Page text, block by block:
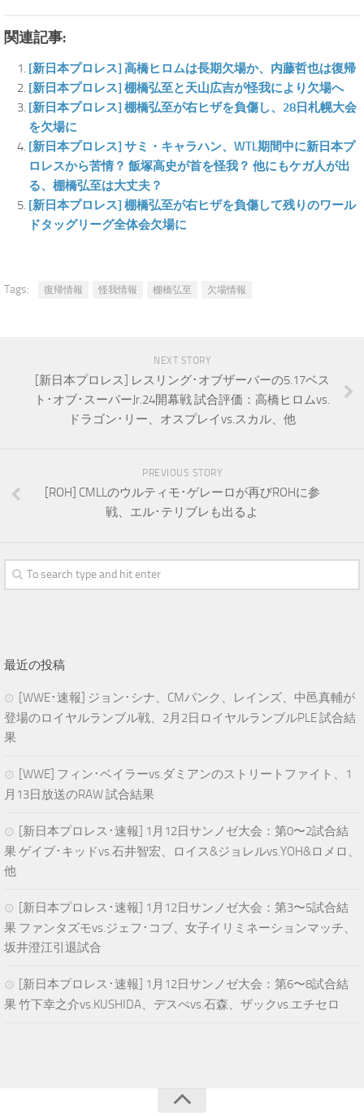
関連記事:
[新日本プロレス] 高橋ヒロムは長期欠場か、内藤哲也は復帰
[新日本プロレス] 棚橋弘至と天山広吉が怪我により欠場へ
[新日本プロレス] 棚橋弘至が右ヒザを負傷し、28日札幌大会
を欠場に
[新日本プロレス] サミ・キャラハン、WTL期間中に新日本プ
ロレスから苦情？ 飯塚高史が首を怪我？ 他にもケガ人が出
る、棚橋弘至は大丈夫？
[新日本プロレス] 棚橋弘至が右ヒザを負傷して残りのワール
ドタッグリーグ全体会欠場に
Tags: 復帰情報 怪我情報 棚橋弘至 欠場情報
NEXT STORY
[新日本プロレス] レスリング･オブザーバーの5.17ベス
ト･オブ･スーパーJr.24開幕戦 試合評価：高橋ヒロムvs.
ドラゴン･リー、オスプレイvs.スカル、他
PREVIOUS STORY
[ROH] CMLLのウルティモ･ゲレーロが再びROHに参
戦、エル･テリブレも出るよ
最近の投稿
[WWE･速報] ジョン･シナ、CMパンク、レインズ、中邑真輔が
登場のロイヤルランブル戦、2月2日ロイヤルランブルPLE 試合結
果
[WWE] フィン･ベイラーvs.ダミアンのストリートファイト、1
月13日放送のRAW 試合結果
[新日本プロレス･速報] 1月12日サンノゼ大会：第0〜2試合結
果 ゲイブ･キッドvs.石井智宏、ロイス&ジョレルvs.YOH&ロメロ、
他
[新日本プロレス･速報] 1月12日サンノゼ大会：第3〜5試合結
果 ファンタズモvs.ジェフ･コブ、女子イリミネーションマッチ、
坂井澄江引退試合
[新日本プロレス･速報] 1月12日サンノゼ大会：第6〜8試合結
果 竹下幸之介vs.KUSHIDA、デスぺvs.石森、ザックvs.エチセロ